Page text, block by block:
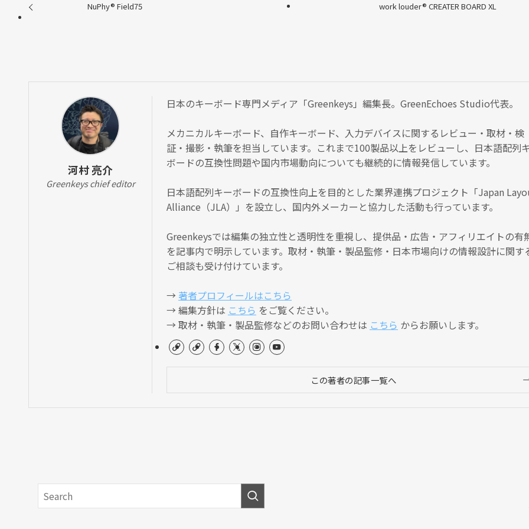
NuPhy®︎ Field75 work louder®︎ CREATER BOARD XL
河村 亮介
Greenkeys chief editor
日本のキーボード専門メディア「Greenkeys」編集長。GreenEchoes Studio代表。
メカニカルキーボード、自作キーボード、入力デバイスに関するレビュー・取材・検
証・撮影・執筆を担当しています。これまで100製品以上をレビューし、日本語配列
ボードの互換性問題や国内市場動向についても継続的に情報発信しています。
日本語配列キーボードの互換性向上を目的とした業界連携プロジェクト「Japan
Alliance（JLA）」を設立し、国内外メーカーと協力した活動も行っています。
Greenkeysでは編集の独立性と透明性を重視し、提供品・広告・アフィリエイトの有
を記事内で明示しています。取材・執筆・製品監修・日本市場向けの情報設計に関す
ご相談も受け付けています。
→ 著者プロフィールはこちら
→ 編集方針は こちら をご覧ください。
→ 取材・執筆・製品監修などのお問い合わせは こちら からお願いします。
この著者の記事一覧へ